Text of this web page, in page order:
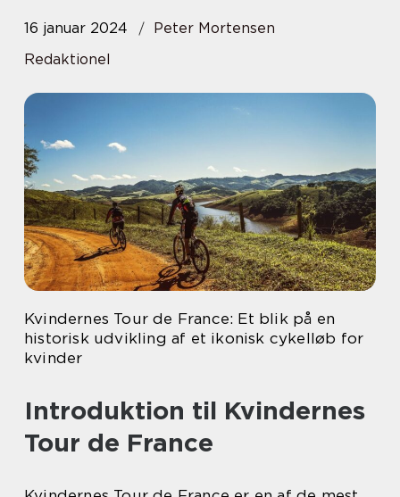
16 januar 2024
Peter Mortensen
Redaktionel
Kvindernes Tour de France: Et blik på en
historisk udvikling af et ikonisk cykelløb for
kvinder
Introduktion til Kvindernes
Tour de France